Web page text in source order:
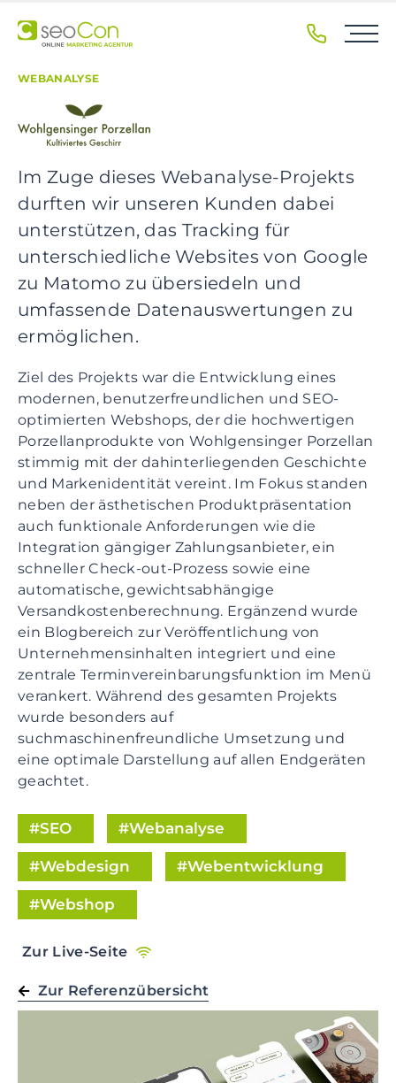
k
p
p
i
m
a
y
n
a
v
g
a
t
i
o
n
S
k
i
p
t
o
m
a
i
n
c
o
n
t
n
k
p
t
f
o
WEBANALYSE
Im Zuge dieses Webanalyse-Projekts
durften wir unseren Kunden dabei
unterstützen, das Tracking für
unterschiedliche Websites von Google
zu Matomo zu übersiedeln und
umfassende Datenauswertungen zu
ermöglichen.
Ziel des Projekts war die Entwicklung eines
modernen, benutzerfreundlichen und SEO-
optimierten Webshops, der die hochwertigen
Porzellanprodukte von Wohlgensinger Porzellan
stimmig mit der dahinterliegenden Geschichte
und Markenidentität vereint. Im Fokus standen
neben der ästhetischen Produktpräsentation
auch funktionale Anforderungen wie die
Integration gängiger Zahlungsanbieter, ein
schneller Check-out-Prozess sowie eine
automatische, gewichtsabhängige
Versandkostenberechnung. Ergänzend wurde
ein Blogbereich zur Veröffentlichung von
Unternehmensinhalten integriert und eine
zentrale Terminvereinbarungsfunktion im Menü
verankert. Während des gesamten Projekts
wurde besonders auf
suchmaschinenfreundliche Umsetzung und
eine optimale Darstellung auf allen Endgeräten
geachtet.
SEO Webanalyse
Webdesign Webentwicklung
Webshop
Zur Live-Seite
Zur Referenzübersicht